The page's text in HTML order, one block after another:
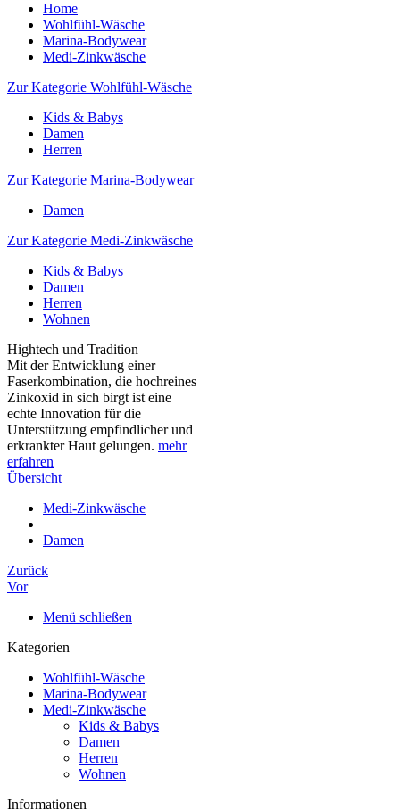
Home
Wohlfühl-Wäsche
Marina-Bodywear
Medi-Zinkwäsche
Zur Kategorie Wohlfühl-Wäsche
Kids & Babys
Damen
Herren
Zur Kategorie Marina-Bodywear
Damen
Zur Kategorie Medi-Zinkwäsche
Kids & Babys
Damen
Herren
Wohnen
Hightech und Tradition
Mit der Entwicklung einer
Faserkombination, die hochreines
Zinkoxid in sich birgt ist eine
echte Innovation für die
Unterstützung empfindlicher und
erkrankter Haut gelungen. mehr
erfahren
Übersicht
Medi-Zinkwäsche
Damen
Zurück
Vor
Menü schließen
Kategorien
Wohlfühl-Wäsche
Marina-Bodywear
Medi-Zinkwäsche
Kids & Babys
Damen
Herren
Wohnen
Informationen